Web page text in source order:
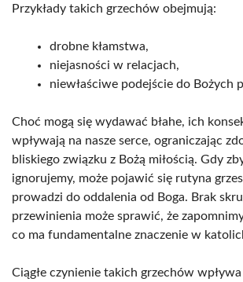
Przykłady takich grzechów obejmują:
drobne kłamstwa,
niejasności w relacjach,
niewłaściwe podejście do Bożych
Choć mogą się wydawać błahe, ich
wpływają na nasze serce, ograniczając
bliskiego związku z Bożą miłością. Gdy
ignorujemy, może pojawić się rutyna
prowadzi do oddalenia od Boga. Brak
przewinienia może sprawić, że
co ma fundamentalne znaczenie w
Ciągłe czynienie takich grzechów wpływa